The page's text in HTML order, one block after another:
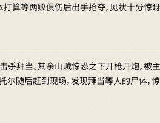
算等两败俱伤后出手抢夺，见状十分惊讶
拜当。其余山贼惊恐之下开枪开炮，被
尔随后赶到现场，发现拜当等人的尸体，